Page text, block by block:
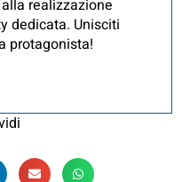
realizzazione
dedicata. Unisciti
protagonista!